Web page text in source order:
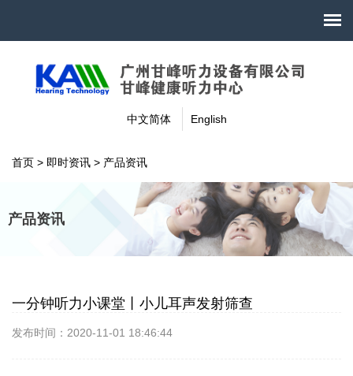
中文简体 English
首页 > 即时资讯 > 产品资讯
产品资讯
一分钟听力小课堂丨小儿耳声发射筛查
发布时间：2020-11-01 18:46:44